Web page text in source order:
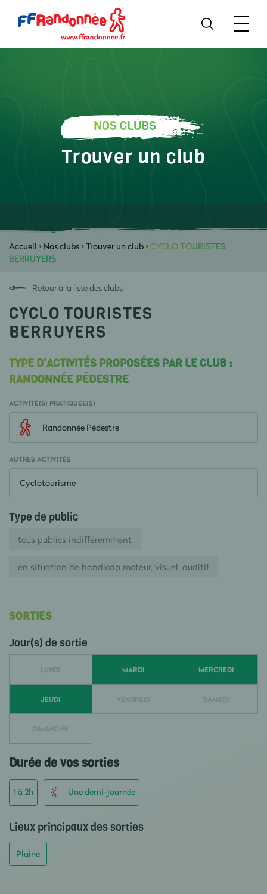
NOS CLUBS
Trouver un club
Accueil > Nos clubs>Trouver un club>CYCLO TOURISTES
BERRUYERS
Retour à la liste des clubs
CYCLO TOURISTES
BERRUYERS
TYPE D'ACTIVITÉS PROPOSÉES PAR LE CLUB :
RANDONNÉE PÉDESTRE
ACTIVITÉ(S) PRATIQUÉE(S)
Randonnée Pédestre
AUTRES ACTIVITÉS
Cyclotourisme
Type de public
tous publics indifféremment
en situation de handicap moteur, visuel, auditif
SORTIES
Jour(s) de sortie
LUNDI MARDI MERCREDI
JEUDI VENDREDI SAMEDI
DIMANCHE
Durée de vos sorties
1 à 2h Une demi-journée
Lieux principaux des sorties
Plaine